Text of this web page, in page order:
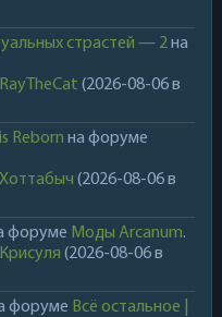
страстей — 2на
RayTheCat (2026-08-06 в
Reborn на форуме
Хоттабыч (2026-08-06 в
форуме Моды Arcanum.
Крисуля (2026-08-06 в
форуме Всё остальное |